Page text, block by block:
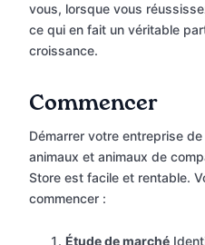
vous, lorsque vous
ce qui en fait un véritable
croissance.
Commencer
Démarrer votre entreprise
animaux et animaux de
Store est facile et rentable.
commencer :
Étude de marché